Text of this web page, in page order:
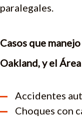
paralegales.
Casos que
Oakland, y el
Accidentes
Choques con